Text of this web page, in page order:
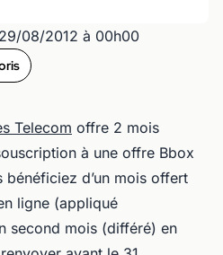
08/2012 à 00h00
Telecom offre 2 mois
à une offre Bbox
bénéficiez d’un mois offert
ligne (appliqué
second mois (différé) en